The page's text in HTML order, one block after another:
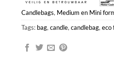
Candlebags, Medium en Mini
Tags: bag,candle,candlebag,eco